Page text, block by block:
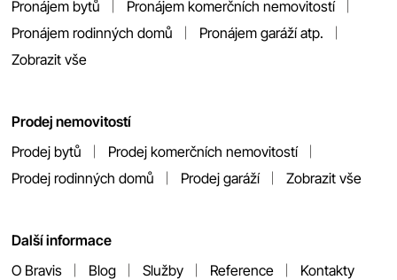
Pronájem bytů
Pronájem komerčních nemovitostí
Pronájem rodinných domů
Pronájem garáží atp.
Zobrazit vše
Prodej nemovitostí
Prodej bytů
Prodej komerčních nemovitostí
Prodej rodinných domů
Prodej garáží Zobrazit vše
Další informace
O Bravis
Blog Služby Reference Kontakty